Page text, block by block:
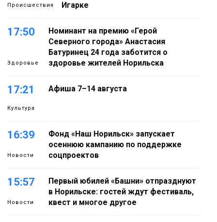
Происшествия
Игарке
17:50
Здоровье
Номинант на премию «Герой
Северного города» Анастасия
Батуринец 24 года заботится о
здоровье жителей Норильска
17:21
Культура
Афиша 7–14 августа
16:39
Новости
Фонд «Наш Норильск» запускает
осеннюю кампанию по поддержке
соцпроектов
15:57
Новости
Первый юбилей «Башни» отпразднуют
в Норильске: гостей ждут фестиваль,
квест и многое другое